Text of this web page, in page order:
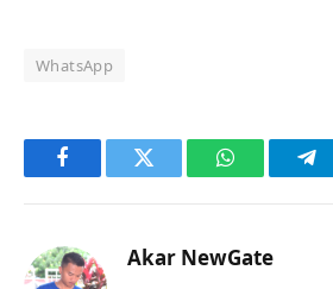
WhatsApp
FacebookTwitter WhatsApp
Akar NewGate